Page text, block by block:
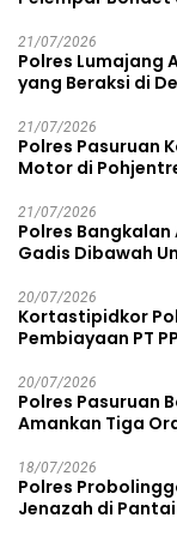
21/07/2026
Polres Lumajang
yang Beraksi di
21/07/2026
Polres Pasuruan
Motor di
21/07/2026
Polres
Gadis Dibawah
20/07/2026
Kortastipidkor
Pembiayaan PT
20/07/2026
Polres Pasuruan
Amankan Tiga
18/07/2026
Polres
Jenazah di